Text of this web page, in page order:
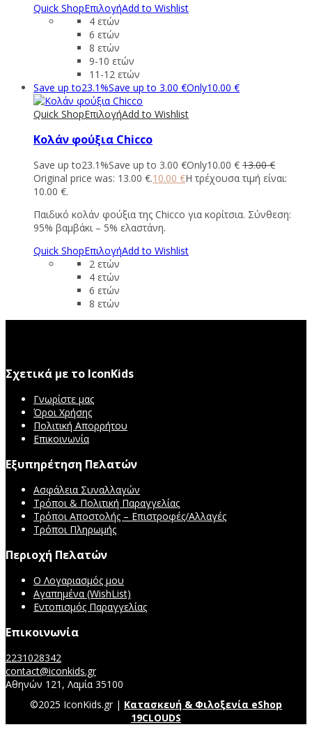
Quick ShopΕπιλογήAdd to Wishlist
4 ετών
6 ετών
8 ετών
9-10 ετών
11-12 ετών
Save up to23.1%Save up to 3.00 €Only10.00 €
Quick ShopΕπιλογήAdd to Wishlist
Κολάν φούξια Chicco
Save up to23.1%Save up to 3.00 €Only10.00 € 13.00€
Original price was: 13.00 €.10.00 €Η τρέχουσα τιμή είναι:
10.00 €.
Παιδικό κολάν φούξια της Chicco για κορίτσια. Σύνθεση:
95% βαμβάκι – 5% ελαστάνη.
Quick ShopΕπιλογήAdd to Wishlist
2 ετών
4 ετών
6 ετών
8 ετών
Σχετικά με το IconKids
Γνωρίστε μας
Όροι Χρήσης
Πολιτική Απορρήτου
Επικοινωνία
Εξυπηρέτηση Πελατών
Ασφάλεια Συναλλαγών
Τρόποι & Πολιτική Παραγγελίας
Τρόποι Αποστολής – Επιστροφές/Αλλαγές
Τρόποι Πληρωμής
Περιοχή Πελατών
Ο Λογαριασμός μου
Αγαπημένα (WishList)
Εντοπισμός Παραγγελίας
Επικοινωνία
2231028342
contact@iconkids.gr
Αθηνών 121, Λαμία 35100
©2025 IconKids.gr | Κατασκευή & Φιλοξενία eShop
19CLOUDS